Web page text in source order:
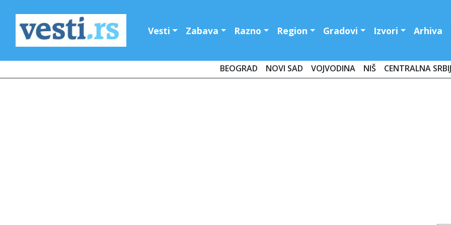
Vesti Zabava Razno Region Gradovi Izvori Arhiva
BEOGRAD NOVI SAD VOJVODINA NIŠ CENTRALNA